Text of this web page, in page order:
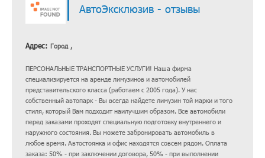
АвтоЭксклюзив - отзывы
Адрес: Город ,
ПЕРСОНАЛЬНЫЕ ТРАНСПОРТНЫЕ УСЛУГИ! Наша фирма
специализируется на аренде лимузинов и автомобилей
представительского класса (работаем с 2005 года). У нас
собственный автопарк - Вы всегда найдете лимузин той марки и того
стиля, который Вам подходит наилучшим образом. Все автомобили
перед заказами проходят специальную подготовку внутреннего и
наружного состояния. Вы можете забронировать автомобиль в
любое время. Автостоянка и офис находятся совсем рядом. Оплата
заказа: 50% - при заключении договора, 50% - при выполнении